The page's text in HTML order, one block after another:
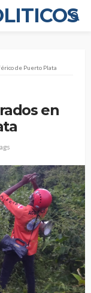
de Puerto Plata
en